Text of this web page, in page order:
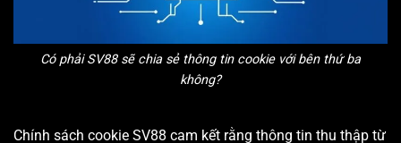
Có phải SV88 sẽ chia sẻ thông tin cookie với bên thứ ba
không?
Chính sách cookie SV88 cam kết rằng thông tin thu thập từ